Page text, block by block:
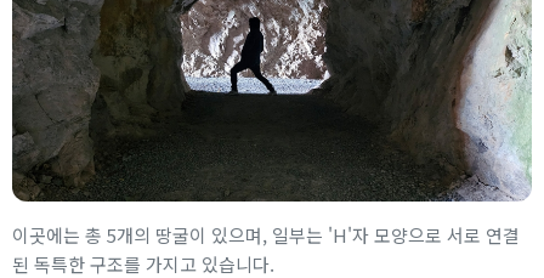
이곳에는 총 5개의 땅굴이 있으며, 일부는 'H'자 모양으로 서로 연결
된 독특한 구조를 가지고 있습니다.